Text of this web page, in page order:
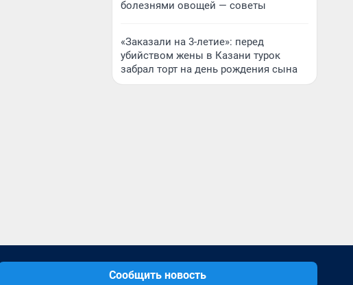
болезнями овощей — советы
«Заказали на 3-летие»: перед
убийством жены в Казани турок
забрал торт на день рождения сына
Сообщить новость